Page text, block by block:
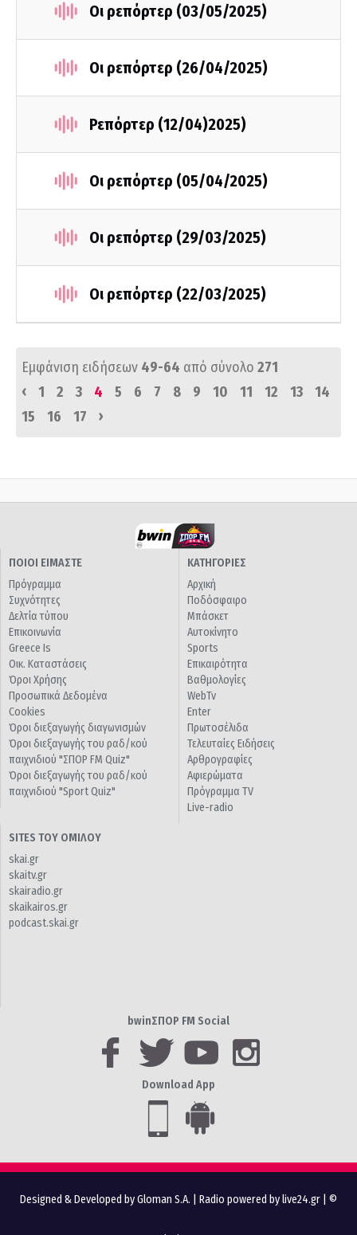
Οι ρεπόρτερ (03/05/2025)
Οι ρεπόρτερ (26/04/2025)
Ρεπόρτερ (12/04)2025)
Οι ρεπόρτερ (05/04/2025)
Οι ρεπόρτερ (29/03/2025)
Οι ρεπόρτερ (22/03/2025)
Εμφάνιση ειδήσεων 49-64 από σύνολο 271
‹
1 2 3 4 5 6 7 8 9 10 11 12 13
14
15
16 17 ›
ΠΟΙΟΙ ΕΙΜΑΣΤΕ
Πρόγραμμα
Συχνότητες
Δελτία τύπου
Επικοινωνία
Greece Is
Οικ. Καταστάσεις
Όροι Χρήσης
Προσωπικά Δεδομένα
Cookies
Όροι διεξαγωγής διαγωνισμών
Όροι διεξαγωγής του ραδ/κού
παιχνιδιού "ΣΠΟΡ FM Quiz"
Όροι διεξαγωγής του ραδ/κού
παιχνιδιού "Sport Quiz"
ΚΑΤΗΓΟΡΙΕΣ
Αρχική
Ποδόσφαιρο
Μπάσκετ
Αυτοκίνητο
Sports
Επικαιρότητα
Βαθμολογίες
WebTv
Enter
Πρωτοσέλιδα
Τελευταίες Ειδήσεις
Αρθρογραφίες
Αφιερώματα
Πρόγραμμα TV
Live-radio
SITES ΤΟΥ ΟΜΙΛΟΥ
skai.gr
skaitv.gr
skairadio.gr
skaikairos.gr
podcast.skai.gr
bwinΣΠΟΡ FM Social
Download App
Designed & Developed by Gloman S.A. Radio powered by live24.gr | ©